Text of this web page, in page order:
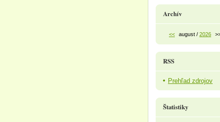
Archív
<< august / 2026
RSS
Prehľad zdrojov
Štatistiky